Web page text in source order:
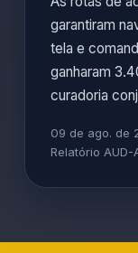
garantiram
tela e
ganharam
curadoria
09 de ago. de
Relatório AUD-